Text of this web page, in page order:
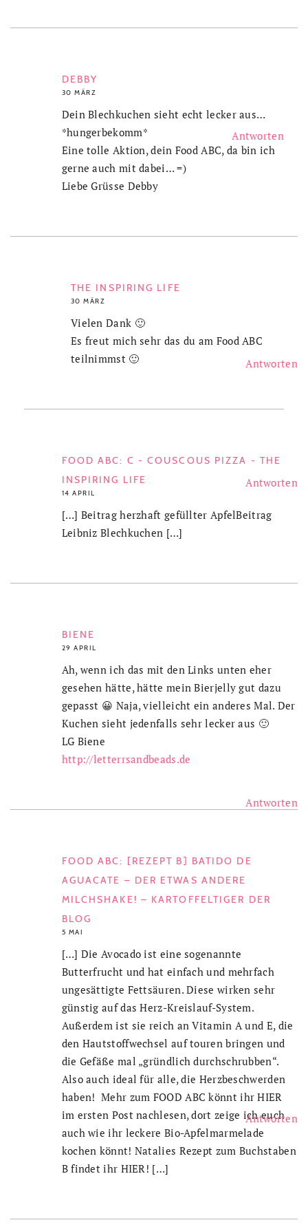
DEBBY
30 MÄRZ
Dein Blechkuchen sieht echt lecker aus…
*hungerbekomm*
Eine tolle Aktion, dein Food ABC, da bin ich
gerne auch mit dabei… =)
Liebe Grüsse Debby
THE INSPIRING LIFE
30 MÄRZ
Antworten
Vielen Dank 🙂
Es freut mich sehr das du am Food ABC
teilnimmst 🙂
FOOD ABC: C - COUSCOUS PIZZA - THE
INSPIRING LIFE
14 APRIL
Antworten
[…] Beitrag herzhaft gefüllter ApfelBeitrag
Leibniz Blechkuchen […]
BIENE
29 APRIL
Antworten
Ah, wenn ich das mit den Links unten eher
gesehen hätte, hätte mein Bierjelly gut dazu
gepasst 😀 Naja, vielleicht ein anderes Mal. Der
Kuchen sieht jedenfalls sehr lecker aus 🙂
LG Biene
http://letterrsandbeads.de
FOOD ABC: [REZEPT B] BATIDO DE
AGUACATE – DER ETWAS ANDERE
MILCHSHAKE! – KARTOFFELTIGER DER
BLOG
5 MAI
Antworten
[…] Die Avocado ist eine sogenannte
Butterfrucht und hat einfach und mehrfach
ungesättigte Fettsäuren. Diese wirken sehr
günstig auf das Herz-Kreislauf-System.
Außerdem ist sie reich an Vitamin A und E, die
den Hautstoffwechsel auf touren bringen und
die Gefäße mal „gründlich durchschrubben“.
Also auch ideal für alle, die Herzbeschwerden
haben! Mehr zum FOOD ABC könnt ihr HIER
im ersten Post nachlesen, dort zeige ich euch
auch wie ihr leckere Bio-Apfelmarmelade
kochen könnt! Natalies Rezept zum Buchstaben
B findet ihr HIER! […]
Antworten